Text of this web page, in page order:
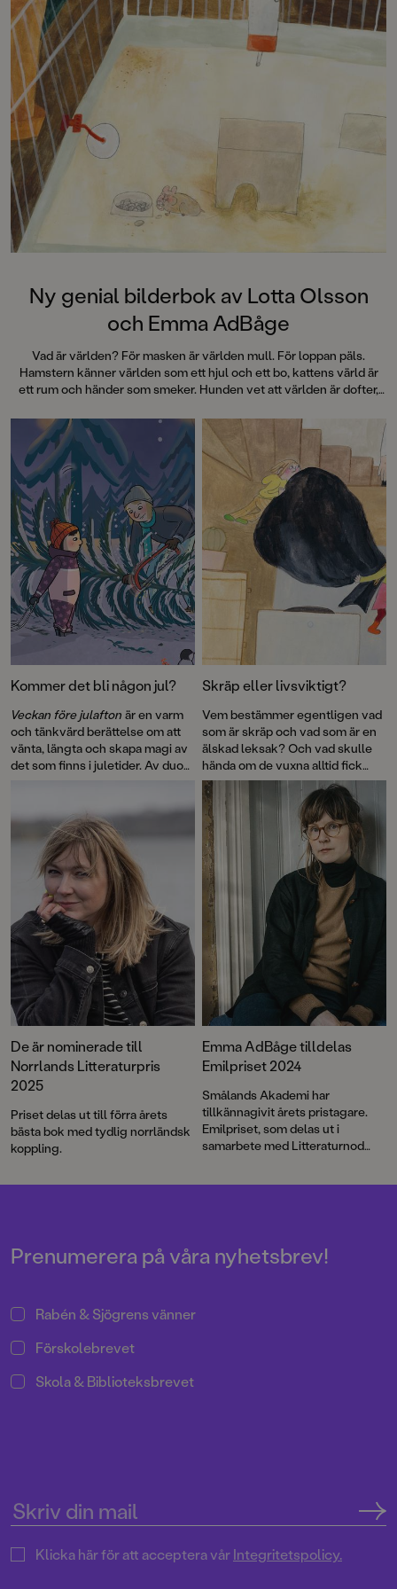
Ny genial bilderbok av Lotta Olsson
och Emma AdBåge
Vad är världen? För masken är världen mull. För loppan päls.
Hamstern känner världen som ett hjul och ett bo, kattens värld är
ett rum och händer som smeker. Hunden vet att världen är dofter,
fisken djup och glitter. I rytmiska rim och fantastiska bilder utforskar
Lotta Olsson och Emma AdBåge hur världen ser ut ur olika djurs
perspektiv – det lilla och det stora, det nära och det oändliga.
Kommer det bli någon jul?
Veckan före julafton är en varm
och tänkvärd berättelse om att
vänta, längta och skapa magi av
det som finns i juletider. Av duon
Hemma hela sommarenoch
Veckan före barnbidraget
Skräp eller livsviktigt?
Vem bestämmer egentligen vad
som är skräp och vad som är en
älskad leksak? Och vad skulle
hända om de vuxna alltid fick
som de ville? Flerfaldigt
prisbelönta Emma AdBåge är
tillbaka med bilderboken Påsen,
där hon på sitt karaktäristiskt
underfundiga och pricksäkra vis
synar vuxenvärlden.
De är nominerade till
Norrlands Litteraturpris
2025
Priset delas ut till förra årets
bästa bok med tydlig norrländsk
koppling.
Emma AdBåge tilldelas
Emilpriset 2024
Smålands Akademi har
tillkännagivit årets pristagare.
Emilpriset, som delas ut i
samarbete med Litteraturnod
Prenumerera på våra nyhetsbrev!
Rabén & Sjögrens vänner
Förskolebrevet
Skola & Biblioteksbrevet
Klicka här för att acceptera vårIntegritetspolicy.